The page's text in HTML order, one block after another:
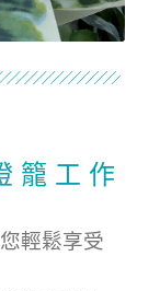
籠 工 作
輕鬆享受